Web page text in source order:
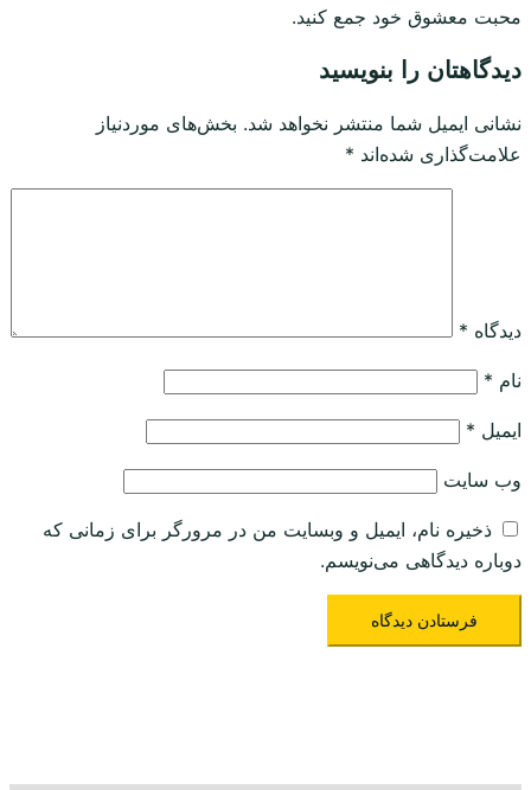
محبت معشوق خود جمع کنید.
دیدگاهتان را بنویسید
نشانی ایمیل شما منتشر نخواهد شد. بخش‌های موردنیاز
علامت‌گذاری شده‌اند *
دیدگاه *
نام *
ایمیل *
وب‌ سایت
ذخیره نام، ایمیل و وبسایت من در مرورگر برای زمانی که
دوباره دیدگاهی می‌نویسم.